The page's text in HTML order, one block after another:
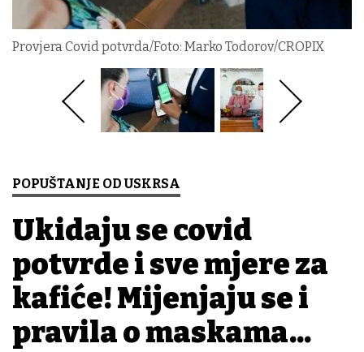
Provjera Covid potvrda/Foto: Marko Todorov/CROPIX
POPUŠTANJE OD USKRSA
Ukidaju se covid
potvrde i sve mjere za
kafiće! Mijenjaju se i
pravila o maskama...